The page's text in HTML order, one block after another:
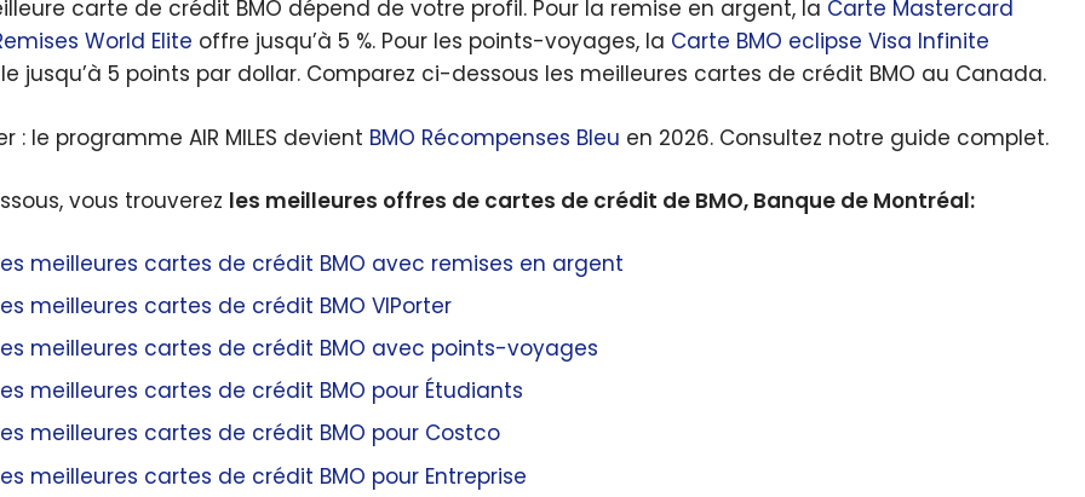
carte de crédit BMO dépend de votre profil. Pour la remise en argent, la Carte Mastercard
World Elite offre jusqu’à 5 %. Pour les points-voyages, la Carte BMO eclipse Visa Infinite
jusqu’à 5 points par dollar. Comparez ci-dessous les meilleures cartes de crédit BMO au Canada.
: le programme AIR MILES devient BMO Récompenses Bleu en 2026. Consultez notre guide complet.
vous trouverez les meilleures offres de cartes de crédit de BMO, Banque de Montréal:
meilleures cartes de crédit BMO avec remises en argent
meilleures cartes de crédit BMO VIPorter
meilleures cartes de crédit BMO avec points-voyages
meilleures cartes de crédit BMO pour Étudiants
meilleures cartes de crédit BMO pour Costco
meilleures cartes de crédit BMO pour Entreprise